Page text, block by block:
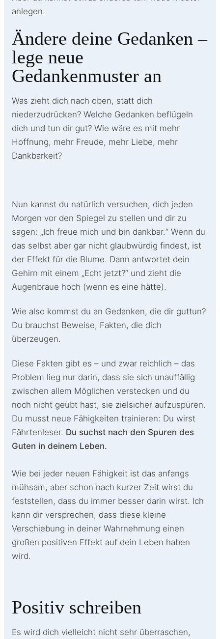
anlegen.
Ändere deine Gedanken –
lege neue
Gedankenmuster an
Was zieht dich nach oben, statt dich
niederzudrücken? Welche Gedanken beflügeln
dich und tun dir gut? Wie wäre es mit mehr
Hoffnung, mehr Freude, mehr Liebe, mehr
Dankbarkeit?
Nun kannst du natürlich versuchen, dich jeden
Morgen vor den Spiegel zu stellen und dir zu
sagen: „Ich freue mich und bin dankbar.“ Wenn du
das selbst aber gar nicht glaubwürdig findest, ist
der Effekt für die Blume. Dann antwortet dein
Gehirn mit einem „Echt jetzt?“ und zieht die
Augenbraue hoch (wenn es eine hätte).
Wie also kommst du an Gedanken, die dir guttun?
Du brauchst Beweise, Fakten, die dich
überzeugen.
Diese Fakten gibt es – und zwar reichlich – das
Problem lieg nur darin, dass sie sich unauffällig
zwischen allem Möglichen verstecken und du
noch nicht geübt hast, sie zielsicher aufzuspüren.
Du musst neue Fähigkeiten trainieren: Du wirst
Fährtenleser. Du suchst nach den Spuren des
Guten in deinem Leben.
Wie bei jeder neuen Fähigkeit ist das anfangs
mühsam, aber schon nach kurzer Zeit wirst du
feststellen, dass du immer besser darin wirst. Ich
kann dir versprechen, dass diese kleine
Verschiebung in deiner Wahrnehmung einen
großen positiven Effekt auf dein Leben haben
wird.
Positiv schreiben
Es wird dich vielleicht nicht sehr überraschen,